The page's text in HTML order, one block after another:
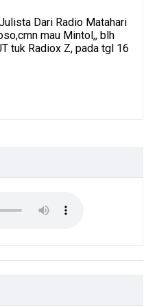
Dari Radio Matahari
mau Mintol,, blh
tuk Radiox Z, pada tgl 16